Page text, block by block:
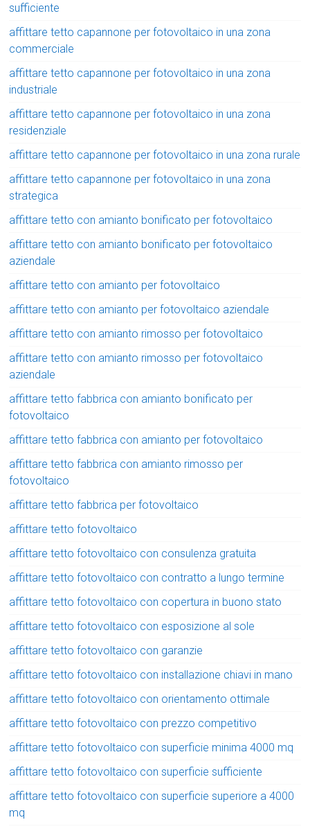
sufficiente
affittare tetto capannone per fotovoltaico in una zona
commerciale
affittare tetto capannone per fotovoltaico in una zona
industriale
affittare tetto capannone per fotovoltaico in una zona
residenziale
affittare tetto capannone per fotovoltaico in una zona rurale
affittare tetto capannone per fotovoltaico in una zona
strategica
affittare tetto con amianto bonificato per fotovoltaico
affittare tetto con amianto bonificato per fotovoltaico
aziendale
affittare tetto con amianto per fotovoltaico
affittare tetto con amianto per fotovoltaico aziendale
affittare tetto con amianto rimosso per fotovoltaico
affittare tetto con amianto rimosso per fotovoltaico
aziendale
affittare tetto fabbrica con amianto bonificato per
fotovoltaico
affittare tetto fabbrica con amianto per fotovoltaico
affittare tetto fabbrica con amianto rimosso per
fotovoltaico
affittare tetto fabbrica per fotovoltaico
affittare tetto fotovoltaico
affittare tetto fotovoltaico con consulenza gratuita
affittare tetto fotovoltaico con contratto a lungo termine
affittare tetto fotovoltaico con copertura in buono stato
affittare tetto fotovoltaico con esposizione al sole
affittare tetto fotovoltaico con garanzie
affittare tetto fotovoltaico con installazione chiavi in mano
affittare tetto fotovoltaico con orientamento ottimale
affittare tetto fotovoltaico con prezzo competitivo
affittare tetto fotovoltaico con superficie minima 4000 mq
affittare tetto fotovoltaico con superficie sufficiente
affittare tetto fotovoltaico con superficie superiore a 4000
mq